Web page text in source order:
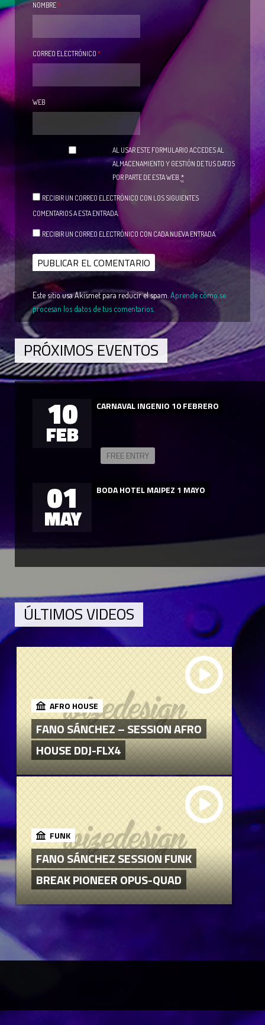
NOMBRE*
CORREO ELECTRÓNICO *
WEB
AL USAR ESTE FORMULARIO ACCEDES AL
ALMACENAMIENTO Y GESTIÓN DE TUS DATOS
POR PARTE DE ESTA WEB.*
RECIBIR UN CORREO ELECTRÓNICO CON LOS SIGUIENTES
COMENTARIOS A ESTA ENTRADA.
RECIBIR UN CORREO ELECTRÓNICO CON CADA NUEVA ENTRADA.
Este sitio usa Akismet para reducir el spam. Aprende cómo se
procesan los datos de tus comentarios.
PRÓXIMOS EVENTOS
10
FEB
CARNAVAL INGENIO 10 FEBRERO
FREE ENTRY
01
MAY
BODA HOTEL MAIPEZ 1 MAYO
ÚLTIMOS VIDEOS
AFRO HOUSE
FANO SÁNCHEZ – SESSION AFRO
HOUSE DDJ-FLX4
FUNK
FANO SÁNCHEZ SESSION FUNK
BREAK PIONEER OPUS-QUAD